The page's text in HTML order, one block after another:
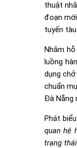
thuật
đoạn
tuyến
Nhằm
luồng
dụng
chuẩn
Đà Nẵng
Phát
quan hệ
trạng